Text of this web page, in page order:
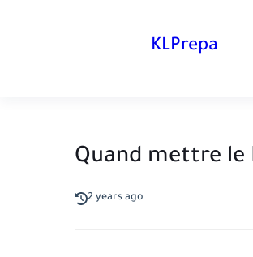
KLPrepa
Quand mettre le
2 years ago